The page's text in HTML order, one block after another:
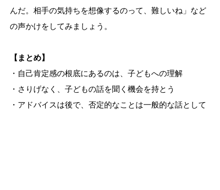
んだ。相手の気持ちを想像するのって、難しいね」など
の声かけをしてみましょう。
【まとめ】
・自己肯定感の根底にあるのは、子どもへの理解
・さりげなく、子どもの話を聞く機会を持とう
・アドバイスは後で、否定的なことは一般的な話として